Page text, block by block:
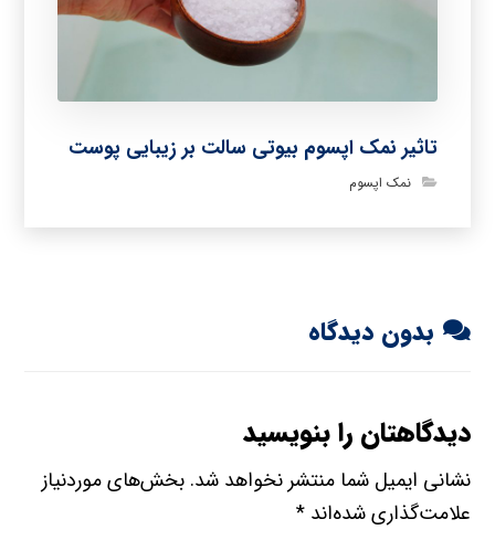
تاثیر نمک اپسوم بیوتی سالت بر زیبایی پوست
نمک اپسوم
بدون دیدگاه
دیدگاهتان را بنویسید
نشانی ایمیل شما منتشر نخواهد شد. بخش‌های موردنیاز
علامت‌گذاری شده‌اند*